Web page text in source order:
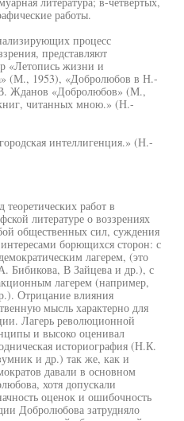
работы.
процесс
представляют
«Летопись жизни и
(М., 1953), «Добролюбов в Н.-
Жданов «Добролюбов» (М.,
читанных мною.» (Н.-
интеллигенция.» (Н.-
работ в
литературе о воззрениях
общественных сил, суждения
борющихся сторон: с
лагерем, (это
Бибикова, В Зайцева и др.), с
лагерем (например,
Отрицание влияния
мысль характерно для
Лагерь революционной
и высоко оценивал
историография (Н.К.
и др.) так же, как и
давали в основном
хотя допускали
оценок и ошибочность
Добролюбова затрудняло